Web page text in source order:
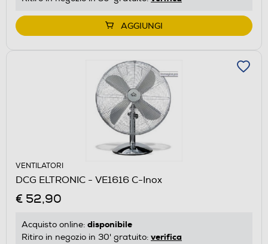
AGGIUNGI
VENTILATORI
DCG ELTRONIC - VE1616 C-Inox
€ 52,90
Acquisto online: disponibile
Ritiro in negozio in 30' gratuito: verifica